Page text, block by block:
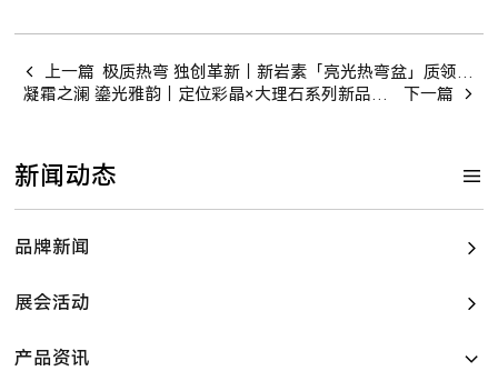
上一篇
极质热弯 独创革新｜新岩素「亮光热弯盆」质领新标准
凝霜之澜 鎏光雅韵｜定位彩晶×大理石系列新品呈现
下一篇
新闻动态
品牌新闻
展会活动
产品资讯